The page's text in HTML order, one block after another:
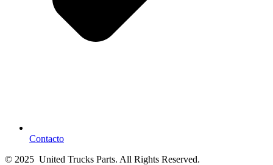
Contacto
© 2025 United Trucks Parts. All Rights Reserved.